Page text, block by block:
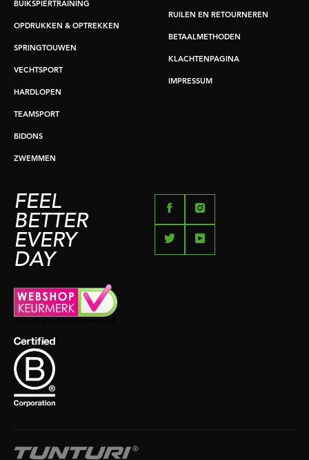
BUIKSPIERTRAINING
OPDRUKKEN & OPTREKKEN
SPRINGTOUWEN
VECHTSPORT
HARDLOPEN
TEAMSPORT
BIDONS
ZWEMMEN
RUILEN EN RETOURNEREN
BETAALMETHODEN
KLACHTENPAGINA
IMPRESSUM
FEEL
BETTER
EVERY
DAY